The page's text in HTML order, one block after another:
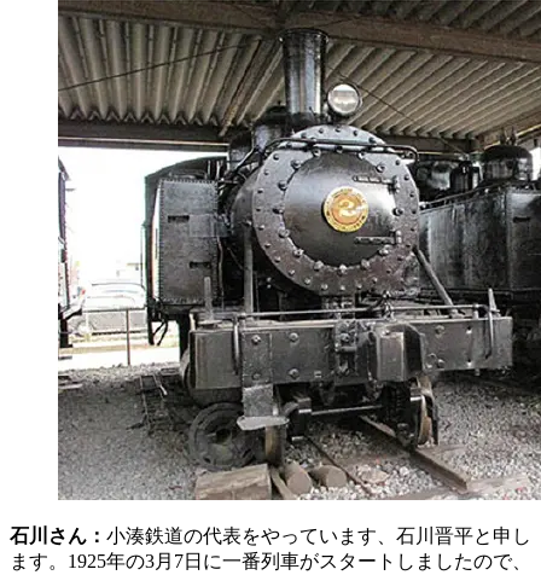
石川さん： 小湊鉄道の代表をやっています、石川晋平と申し
ます。1925年の3月7日に一番列車がスタートしましたので、